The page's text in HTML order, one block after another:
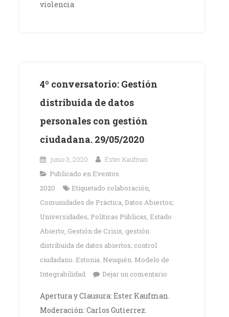
violencia
4º conversatorio: Gestión
distribuida de datos
personales con gestión
ciudadana. 29/05/2020
junio 3, 2020
Ester Kaufman
Publicado en Eventos
2020
Etiquetado colaboración,
Comunidades de Práctica, Datos Abiertos;
Universidades; Políticas Públicas, Estado
Abierto, Gestión de Crisis, gestión
distribuida de datos abiertos; control
ciudadano. Estonia. Neuquén. Modelo de
Integrabilidad
Dejar un comentario
Apertura y Clausura: Ester Kaufman.
Moderación: Carlos Gutierrez.